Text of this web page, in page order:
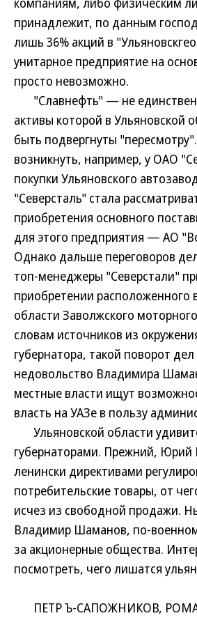
принадлежит, по данным
лишь 36% акций в
унитарное предприятие на
просто невозможно.
"Славнефть" — не
активы которой в Ульяновской
быть подвергнуты
возникнуть, например, у ОАО
покупки Ульяновского
"Северсталь" стала
приобретения основного
для этого предприятия — АО
Однако дальше переговоров
топ-менеджеры "Северстали"
приобретении расположенного
области Заволжского
словам источников из
губернатора, такой поворот
недовольство Владимира
местные власти ищут
власть на УАЗе в пользу
Ульяновской области
губернаторами. Прежний, Юрий
ленински директивами
потребительские товары, от
исчез из свободной продажи.
Владимир Шаманов, по-
за акционерные общества.
посмотреть, чего лишатся
ПЕТР Ъ-САПОЖНИКОВ,